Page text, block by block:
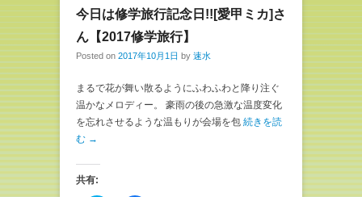
き
ま
す
)
し
い
ウ
ィ
ン
ド
開
ま
す
今日は修学旅行記念日!![愛甲ミカ]さ
ん【2017修学旅行】
Posted on 2017年10月1日 by 速水
まるで花が舞い散るようにふわふわと降り注ぐ
温かなメロディー。 豪雨の後の急激な温度変化
を忘れさせるような温もりが会場を包 続きを読
む →
共有: